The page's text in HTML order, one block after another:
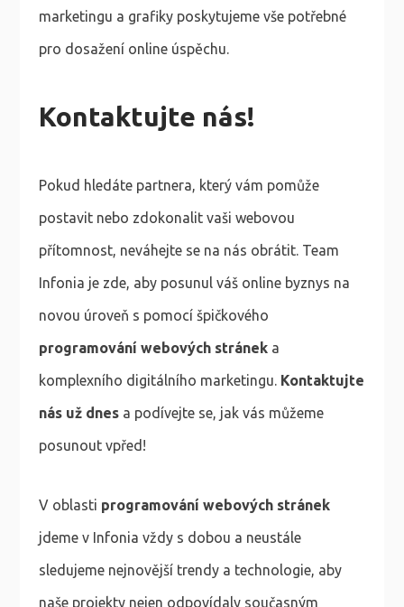
marketingu a grafiky poskytujeme vše potřebné
pro dosažení online úspěchu.
Kontaktujte nás!
Pokud hledáte partnera, který vám pomůže
postavit nebo zdokonalit vaši webovou
přítomnost, neváhejte se na nás obrátit. Team
Infonia je zde, aby posunul váš online byznys na
novou úroveň s pomocí špičkového
programování webových stráneka
komplexního digitálního marketingu. Kontaktujte
nás už dnesa podívejte se, jak vás můžeme
posunout vpřed!
V oblasti programování webových stránek
jdeme v Infonia vždy s dobou a neustále
sledujeme nejnovější trendy a technologie, aby
naše projekty nejen odpovídaly současným